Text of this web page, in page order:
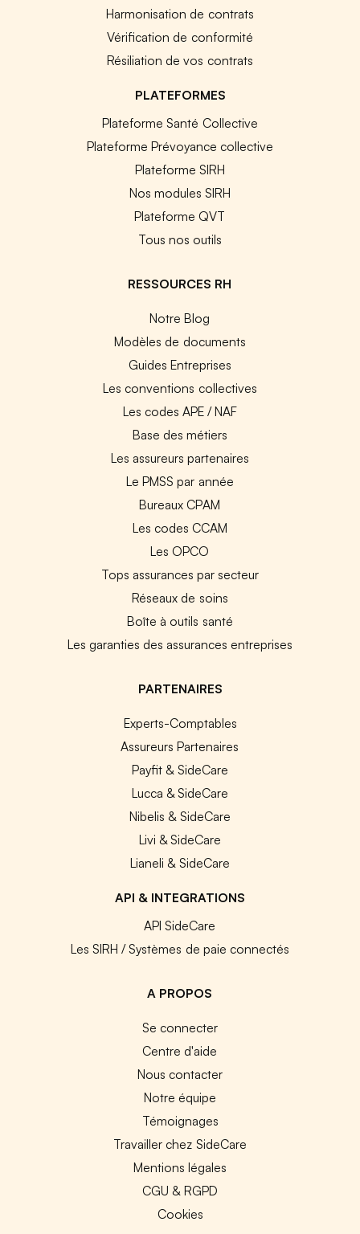
Harmonisation de contrats
Vérification de conformité
Résiliation de vos contrats
PLATEFORMES
Plateforme Santé Collective
Plateforme Prévoyance collective
Plateforme SIRH
Nos modules SIRH
Plateforme QVT
Tous nos outils
RESSOURCES RH
Notre Blog
Modèles de documents
Guides Entreprises
Les conventions collectives
Les codes APE / NAF
Base des métiers
Les assureurs partenaires
Le PMSS par année
Bureaux CPAM
Les codes CCAM
Les OPCO
Tops assurances par secteur
Réseaux de soins
Boîte à outils santé
Les garanties des assurances entreprises
PARTENAIRES
Experts-Comptables
Assureurs Partenaires
Payfit & SideCare
Lucca & SideCare
Nibelis & SideCare
Livi & SideCare
Lianeli & SideCare
API & INTEGRATIONS
API SideCare
Les SIRH / Systèmes de paie connectés
A PROPOS
Se connecter
Centre d'aide
Nous contacter
Notre équipe
Témoignages
Travailler chez SideCare
Mentions légales
CGU & RGPD
Cookies